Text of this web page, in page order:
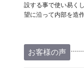
設する事で使い易く
望に沿って内部を造作
お客様の声